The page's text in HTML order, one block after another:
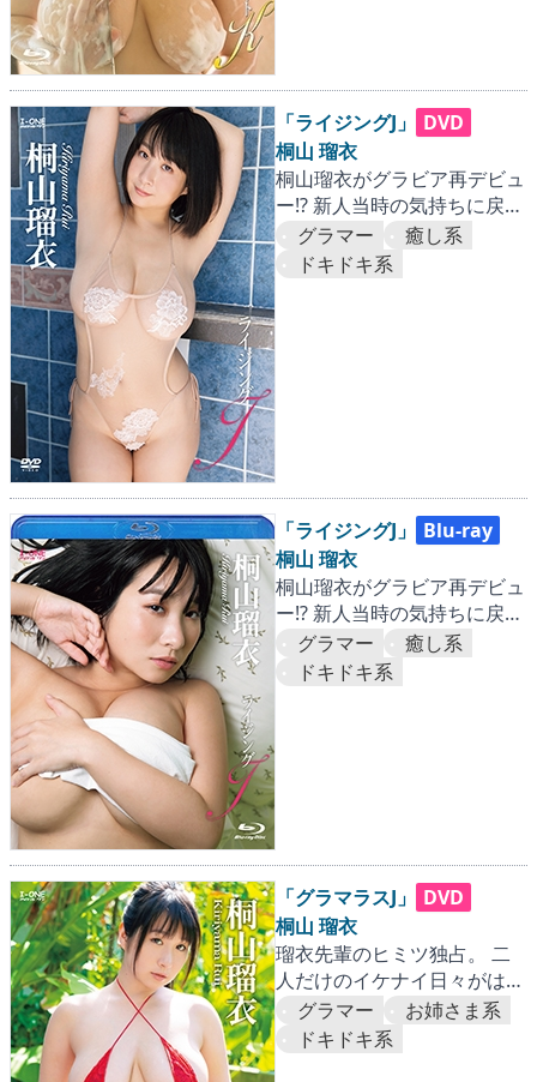
「ライジングJ」
DVD
桐山 瑠衣
桐山瑠衣がグラビア再デビュ
ー!? 新人当時の気持ちに戻っ
てセクシーポーズを連発！
グラマー
癒し系
ドキドキ系
「ライジングJ」
Blu-ray
桐山 瑠衣
桐山瑠衣がグラビア再デビュ
ー!? 新人当時の気持ちに戻っ
てセクシーポーズを連発！
グラマー
癒し系
ドキドキ系
「グラマラスJ」
DVD
桐山 瑠衣
瑠衣先輩のヒミツ独占。 二
人だけのイケナイ日々がはじ
まる…♡
グラマー
お姉さま系
ドキドキ系